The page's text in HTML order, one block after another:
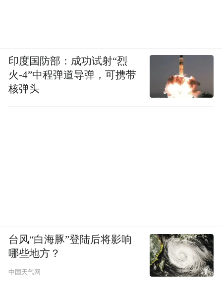
印度国防部：成功试射“烈
火-4”中程弹道导弹，可携带
核弹头
台风“白海豚”登陆后将影响
哪些地方？
中国天气网